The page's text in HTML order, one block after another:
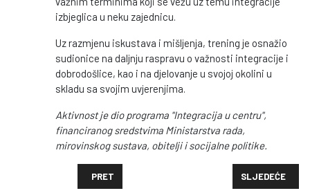
izbjeglica u neku zajednicu.
Uz razmjenu iskustava i mišljenja, trening je osnažio
sudionice na daljnju raspravu o važnosti integracije i
dobrodošlice, kao i na djelovanje u svojoj okolini u
skladu sa svojim uvjerenjima.
Aktivnost je dio programa "Integracija u centru",
financiranog sredstvima Ministarstva rada,
mirovinskog sustava, obitelji i socijalne politike.
PRETHODNI ČLANAK: ZAPOČELA JE DRUGA GODINA
PRET SLJEDEĆI
SLJEDEĆE